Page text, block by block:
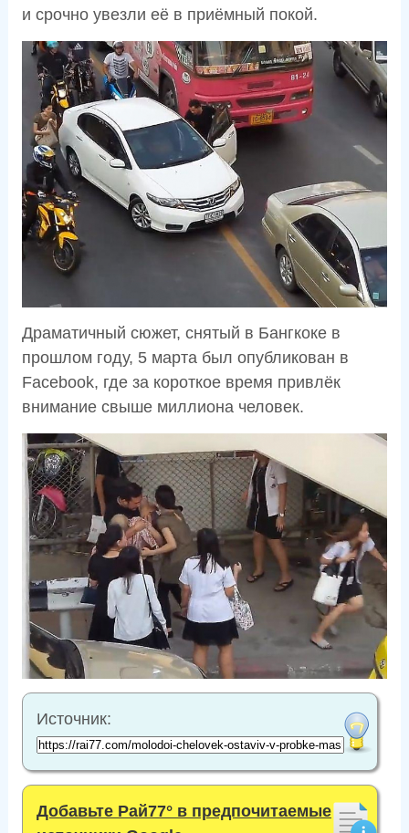
и срочно увезли её в приёмный покой.
Драматичный сюжет, снятый в Бангкоке в
прошлом году, 5 марта был опубликован в
Fасеbook, где за короткое время привлёк
внимание свыше миллиона человек.
Источник:
Добавьте Рай77° в предпочитаемые